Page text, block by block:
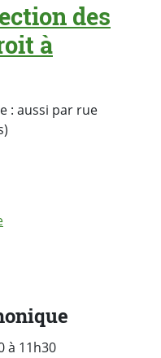
des
à
: aussi par rue
à 11h30